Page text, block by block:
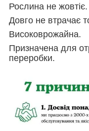
Рослина не жовтіє.
Довго не втрачає
Високоврожайна.
Призначена для
переробки.